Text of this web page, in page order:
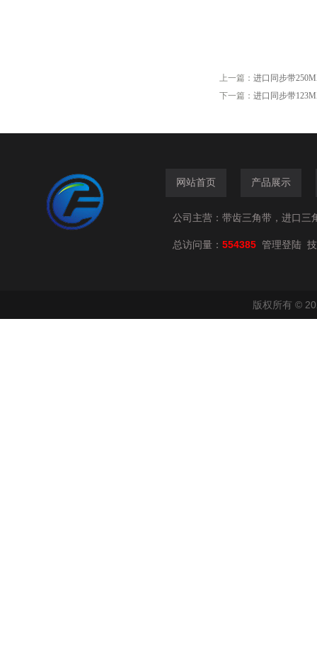
上一篇： 进口同步带
下一篇： 进口同步带
网站首页 产品展示
公司主营：带齿三角带，进口三
总访问量： 554385 管理登陆
版权所有 ©